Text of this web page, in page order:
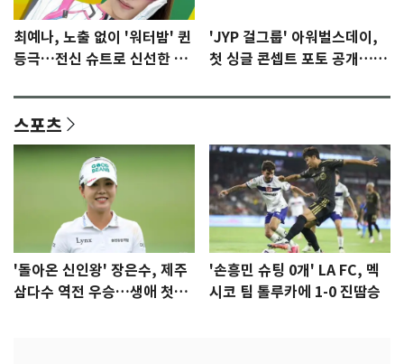
최예나, 노출 없이 '워터밤' 퀸
등극…전신 슈트로 신선한 충
'JYP 걸그룹' 아워벌스데이,
첫 싱글 콘셉트 포토 공개…청
스포츠
'돌아온 신인왕' 장은수, 제주
삼다수 역전 우승…생애 첫승
'손흥민 슈팅 0개' LA FC, 멕
시코 팀 톨루카에 1-0 진땀승